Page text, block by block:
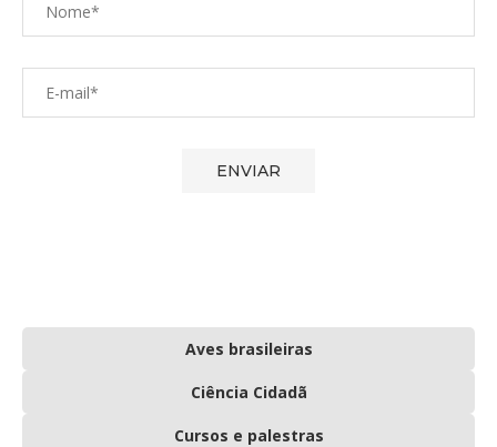
Aves brasileiras
Ciência Cidadã
Cursos e palestras